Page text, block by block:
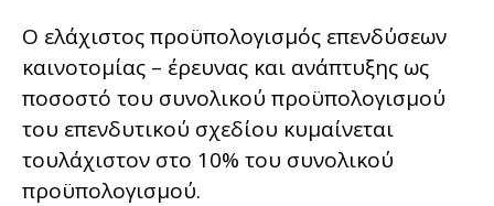
Ο ελάχιστος προϋπολογισμός επενδύσεων
καινοτομίας – έρευνας και ανάπτυξης ως
ποσοστό του συνολικού προϋπολογισμού
του επενδυτικού σχεδίου κυμαίνεται
τουλάχιστον στο 10% του συνολικού
προϋπολογισμού.